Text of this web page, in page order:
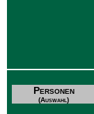
Personen
(Auswahl)